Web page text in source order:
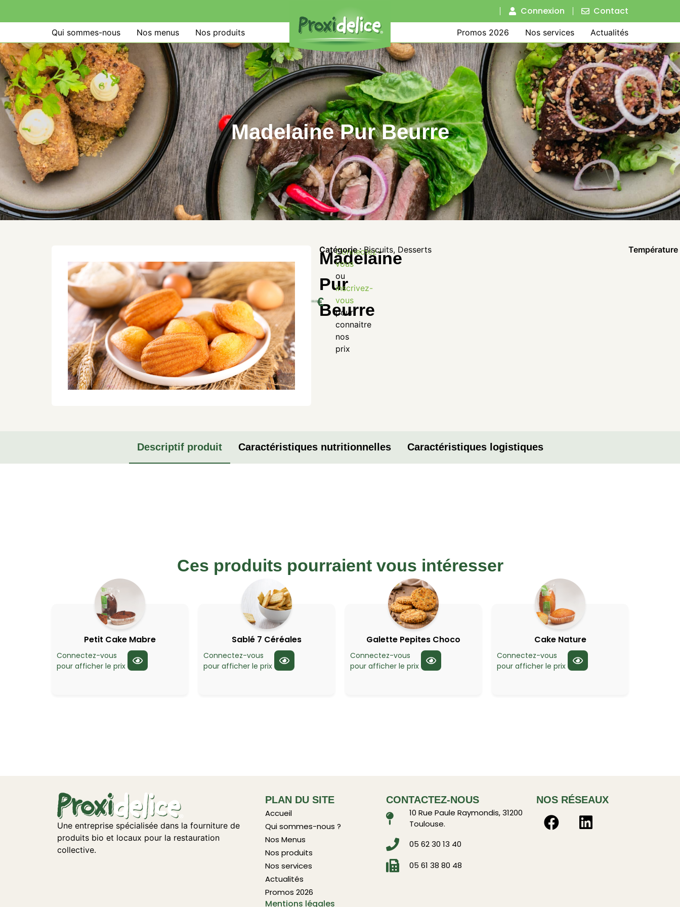
Connexion Contact
Qui sommes-nous Nos menus Nos produits Promos 2026 Nos services Actualités
Madelaine Pur Beurre
Madelaine
Pur
Beurre
€
Connectez-
vous
ou
inscrivez-
vous
pour
connaitre
nos
prix
Catégorie :Biscuits, Desserts
Descriptif produit Caractéristiques nutritionnelles Caractéristiques logistiques
Ces produits pourraient vous intéresser
Petit Cake Mabre
Connectez-vous
pour afficher le prix
Sablé 7 Céréales
Connectez-vous
pour afficher le prix
Galette Pepites Choco
Connectez-vous
pour afficher le prix
Cake Nature
Connectez-vous
pour afficher le prix
Une entreprise spécialisée dans la fourniture de
produits bio et locaux pour la restauration
collective.
PLAN DU SITE
Accueil
Qui sommes-nous ?
Nos Menus
Nos produits
Nos services
Actualités
Promos 2026
Mentions légales
CONTACTEZ-NOUS
10 Rue Paule Raymondis, 31200
Toulouse.
05 62 30 13 40
05 61 38 80 48
NOS RÉSEAUX